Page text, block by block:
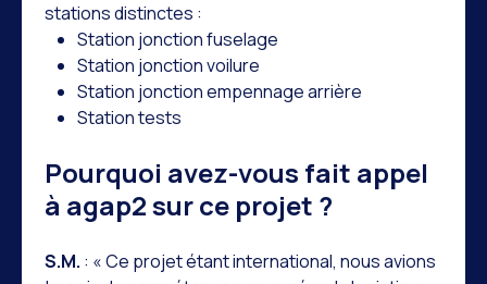
stations distinctes :
Station jonction fuselage
Station jonction voilure
Station jonction empennage arrière
Station tests
Pourquoi avez-vous fait appel
à agap2 sur ce projet ?
S.M. : « Ce projet étant international, nous avions